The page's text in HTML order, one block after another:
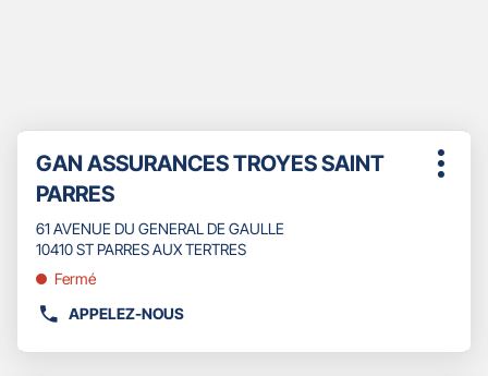
sur
touche
ENTRÉE
pour
plus
amples
informations
Point
de
vente
:
GAN ASSURANCES TROYES SAINT
PARRES
61 AVENUE DU GENERAL DE GAULLE
10410 ST PARRES AUX TERTRES
Fermé
APPELEZ-NOUS
AFFICHER
Plus